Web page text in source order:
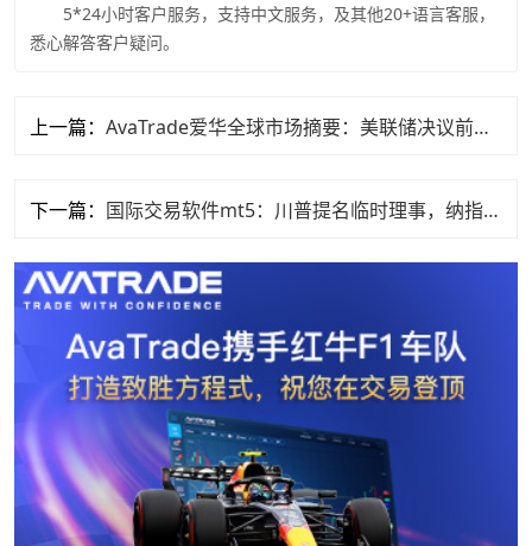
5*24小时客户服务，支持中文服务，及其他20+语言客服，
悉心解答客户疑问。
上一篇： AvaTrade爱华全球市场摘要：美联储决议前避险情绪升温
下一篇： 国际交易软件mt5：川普提名临时理事，纳指逆袭创新高。